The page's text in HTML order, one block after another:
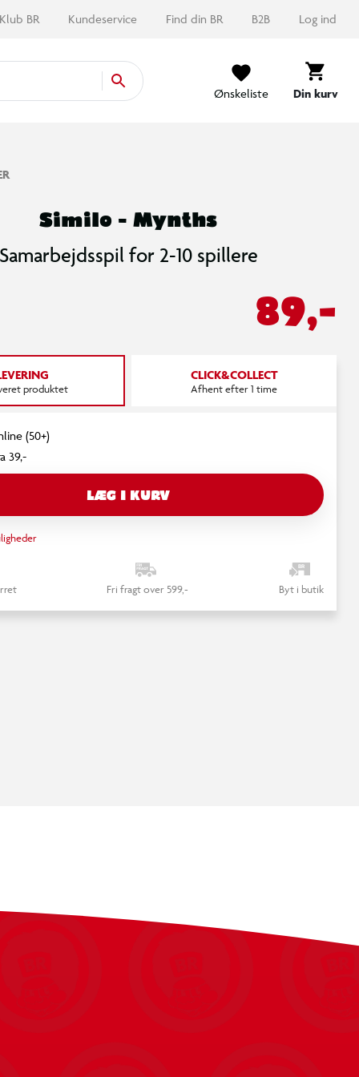
Klub BR Kundeservice Find din BR B2B Log ind
Ønskeliste Din kurv
Similo - Mynths
for 2-10 spillere
89,-
produktet
CLICK&COLLECT
Afhent efter 1 time
(50+)
39,-
LÆG I KURV
Fri fragt over 599,- Byt i butik